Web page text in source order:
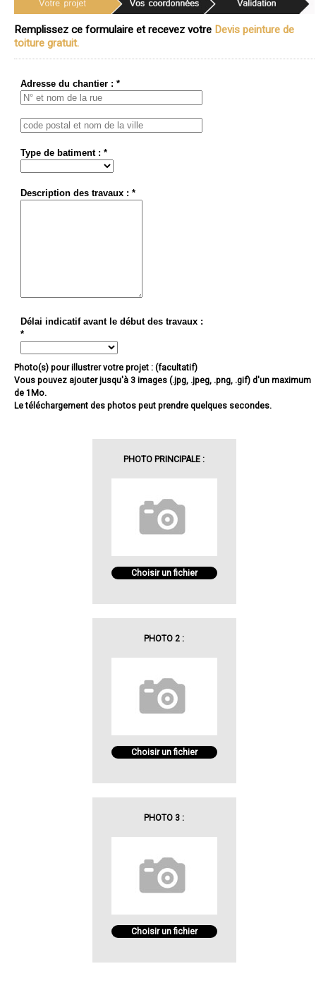
Remplissez ce formulaire et recevez votre Devis peinture de
toiture gratuit.
Adresse du chantier : *
Type de batiment : *
Description des travaux : *
Délai indicatif avant le début des travaux :
*
Photo(s) pour illustrer votre projet : (facultatif)
Vous pouvez ajouter jusqu'à 3 images (.jpg, .jpeg, .png, .gif) d'un maximum
de 1Mo.
Le téléchargement des photos peut prendre quelques secondes.
PHOTO PRINCIPALE :
Choisir un fichier
PHOTO 2 :
Choisir un fichier
PHOTO 3 :
Choisir un fichier